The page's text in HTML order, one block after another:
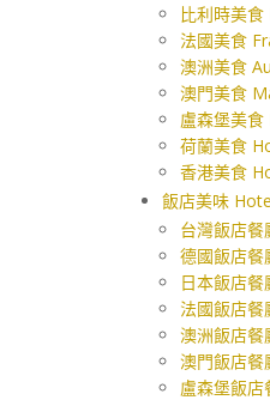
比利時美
法國美食
澳洲美食
澳門美食
盧森堡美
荷蘭美食
香港美食
飯店美味
台灣飯店
德國飯店
日本飯店
法國飯店
澳洲飯店
澳門飯店
盧森堡飯